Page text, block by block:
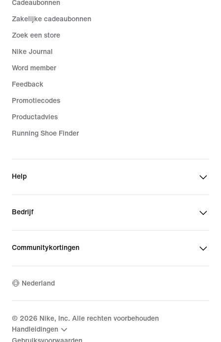
Cadeaubonnen
Zakelijke cadeaubonnen
Zoek een store
Nike Journal
Word member
Feedback
Promotiecodes
Productadvies
Running Shoe Finder
Help
Bedrijf
Communitykortingen
Nederland
© 2026 Nike, Inc. Alle rechten voorbehouden
Handleidingen